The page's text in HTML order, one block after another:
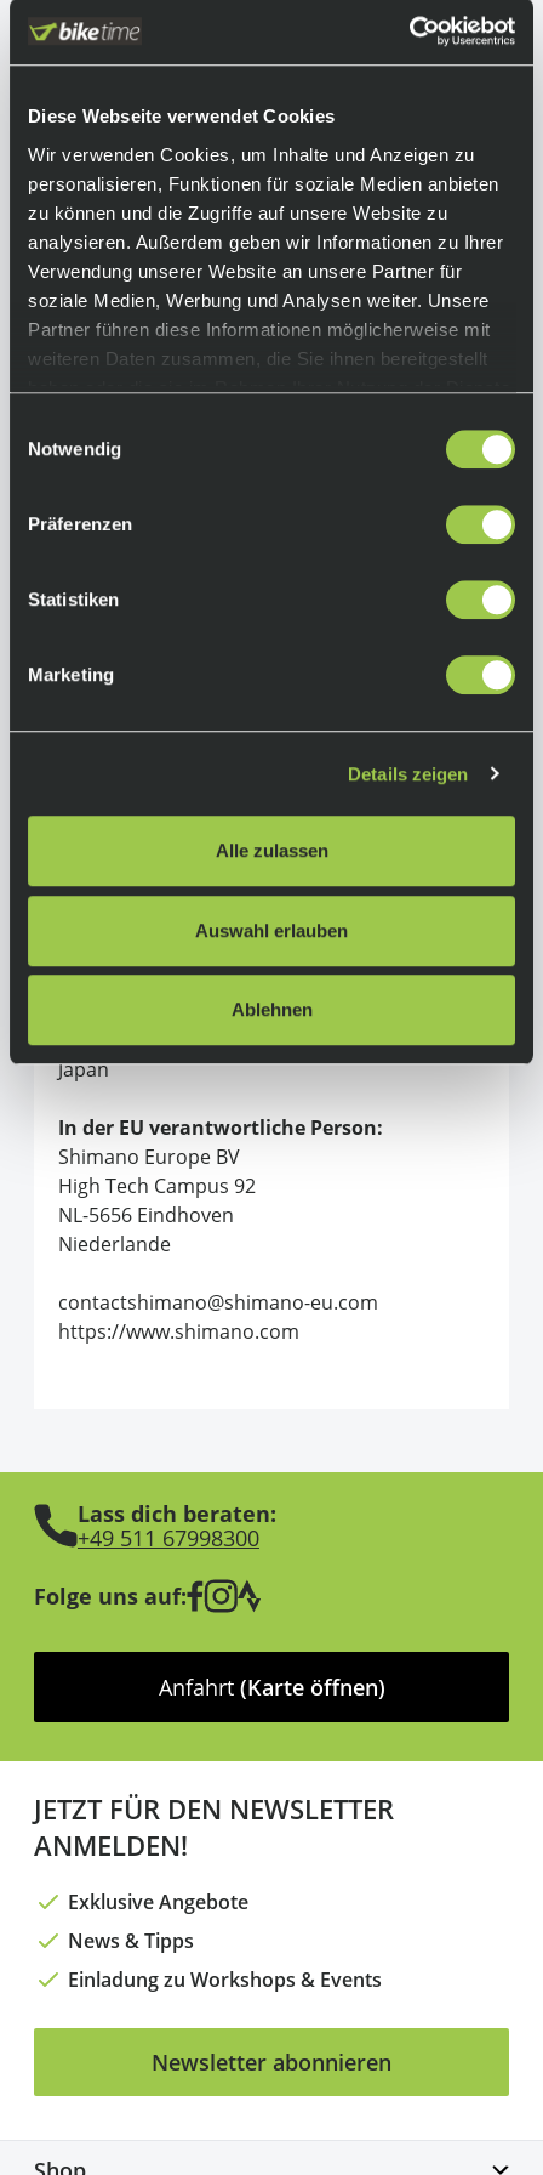
Diese Webseite verwendet Cookies
Wir verwenden Cookies, um Inhalte und Anzeigen zu
personalisieren, Funktionen für soziale Medien anbieten
zu können und die Zugriffe auf unsere Website zu
analysieren. Außerdem geben wir Informationen zu Ihrer
Verwendung unserer Website an unsere Partner für
soziale Medien, Werbung und Analysen weiter. Unsere
Partner führen diese Informationen möglicherweise mit
weiteren Daten zusammen, die Sie ihnen bereitgestellt
haben oder die sie im Rahmen Ihrer Nutzung der Dienste
Notwendig
Präferenzen
Statistiken
Marketing
Details zeigen
Alle zulassen
Auswahl erlauben
Ablehnen
Silver bietet einen runden Tritt und eine
Technologie erreicht. Die Zähne haben eine
wird.
Equipment
Funktionen :
• 9-fach Kassette
• Hyperglide
• zuverlässiges Schalten Kompatibilität :
9-fach HG Ketten
Farbe :
Abstufung :
(11-32): 11, 12, 14, 16, 18, 21, 24, 28, 32
(11-36): 11, 13, 15, 17, 20, 23, 26, 30, 36
SHIMANO INC.
3-77 Oimatsu-cho, Sakai-ku, Sakai-shi
590-8577 Osaka
Japan
In der EU verantwortliche Person:
Shimano Europe BV
High Tech Campus 92
NL-5656 Eindhoven
Niederlande
contactshimano@shimano-eu.com
https://www.shimano.com
Lass dich beraten:
+49 511 67998300
Folge uns auf:
Anfahrt (Karte öffnen)
JETZT FÜR DEN NEWSLETTER
ANMELDEN!
Exklusive Angebote
News & Tipps
Einladung zu Workshops & Events
Newsletter abonnieren